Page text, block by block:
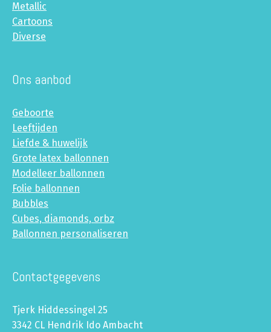
Metallic
Cartoons
Diverse
Ons aanbod
Geboorte
Leeftijden
Liefde & huwelijk
Grote latex ballonnen
Modelleer ballonnen
Folie ballonnen
Bubbles
Cubes, diamonds, orbz
Ballonnen personaliseren
Contactgegevens
Tjerk Hiddessingel 25
3342 CL Hendrik Ido Ambacht